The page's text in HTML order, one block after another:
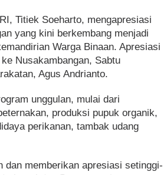
Titiek Soeharto, mengapresiasi
yang kini berkembang menjadi
Warga Binaan. Apresiasi
Nusakambangan, Sabtu
Agus Andrianto.
unggulan, mulai dari
produksi pupuk organik,
perikanan, tambak udang
dan memberikan apresiasi setinggi-